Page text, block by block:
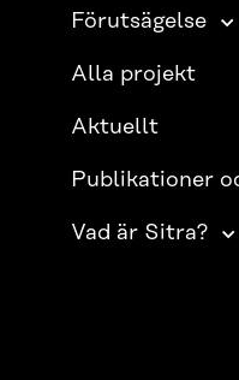
Förutsägelse
Alla projekt
Aktuellt
Publikationer
Vad är Sitra?